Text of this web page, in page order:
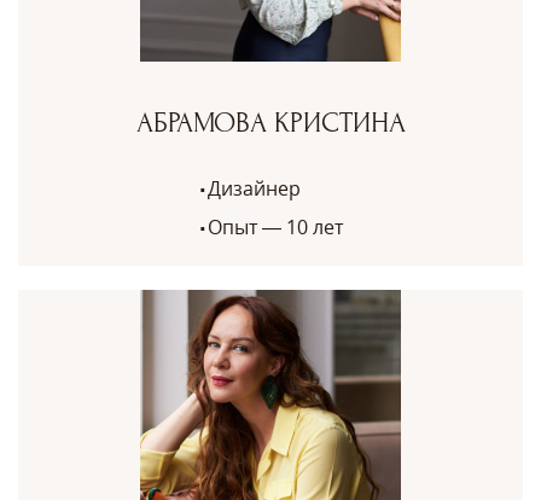
АБРАМОВА КРИСТИНА
Дизайнер
Опыт — 10 лет